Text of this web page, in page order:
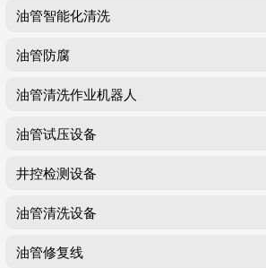
油管智能化清洗
油管防腐
油管清洗作业机器人
油管试压设备
井控检测设备
油管清洗设备
油管修复线